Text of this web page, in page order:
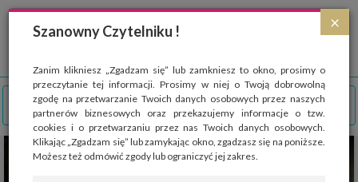
×
Szanowny Czytelniku !
Zanim klikniesz „Zgadzam się” lub zamkniesz to okno, prosimy o
przeczytanie tej informacji. Prosimy w niej o Twoją dobrowolną
zgodę na przetwarzanie Twoich danych osobowych przez naszych
partnerów biznesowych oraz przekazujemy informacje o tzw.
cookies i o przetwarzaniu przez nas Twoich danych osobowych.
Klikając „Zgadzam się” lub zamykając okno, zgadzasz się na poniższe.
Możesz też odmówić zgody lub ograniczyć jej zakres.
Strona wykorzystuje pliki cookies, które służą głównie do celów statystycznych.
Wyrażając zgodę na używanie 'cookies', zezwalasz na zapisanie ich w pamięci
przeglądarki. Przejdź do
polityki cookies